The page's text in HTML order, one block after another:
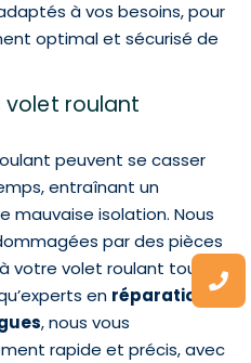
à vos besoins, pour
optimal et sécurisé de
roulant
peuvent se casser
entraînant un
mauvaise isolation. Nous
par des pièces
votre volet roulant toute
en réparation
, nous vous
rapide et précis, avec